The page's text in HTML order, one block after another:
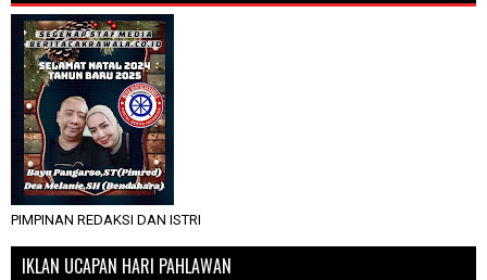
PIMPINAN REDAKSI DAN ISTRI
IKLAN UCAPAN HARI PAHLAWAN